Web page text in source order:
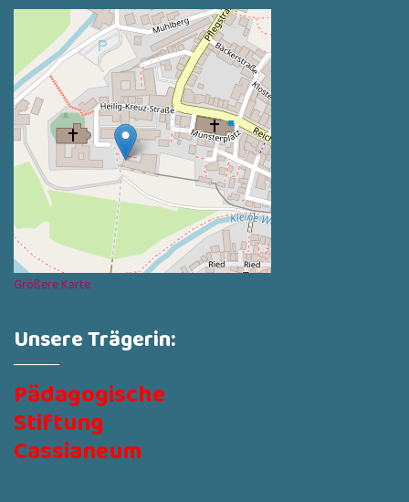
Größere Karte
Unsere Trägerin:
Pädagogische
Stiftung
Cassianeum